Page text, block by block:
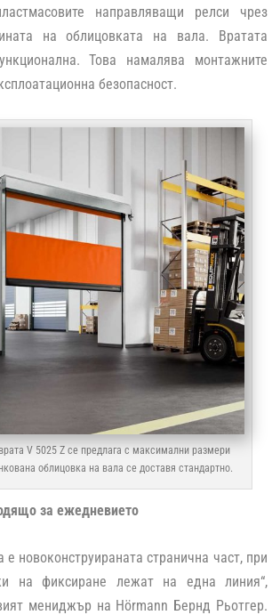
направляващи релси чрез
на облицовката на вала. Вратата
Това намалява монтажните
безопасност.
V 5025 Z се предлага с максимални размери
облицовка на вала се доставя стандартно.
за ежедневието
е новоконструираната странична част, при
на фиксиране лежат на една линия“,
мениджър на Hörmann Бернд Рьотгер.